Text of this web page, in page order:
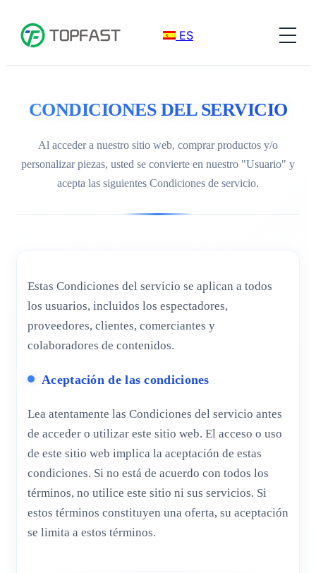
ES
CONDICIONES DEL SERVICIO
Al acceder a nuestro sitio web, comprar productos y/o
personalizar piezas, usted se convierte en nuestro "Usuario" y
acepta las siguientes Condiciones de servicio.
Estas Condiciones del servicio se aplican a todos
los usuarios, incluidos los espectadores,
proveedores, clientes, comerciantes y
colaboradores de contenidos.
Aceptación de las condiciones
Lea atentamente las Condiciones del servicio antes
de acceder o utilizar este sitio web. El acceso o uso
de este sitio web implica la aceptación de estas
condiciones. Si no está de acuerdo con todos los
términos, no utilice este sitio ni sus servicios. Si
estos términos constituyen una oferta, su aceptación
se limita a estos términos.